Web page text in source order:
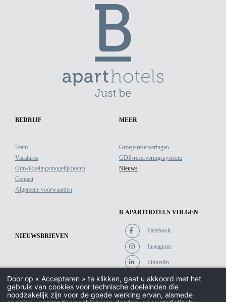
BEDRIJF
Team
Vacatures
Ontwikkelingsmogelijkheden
Contact
Algemene voorwaarden
MEER
Groepsreserveringen
GDS-reserveringssysteem
Nieuws
NIEUWSBRIEVEN
B-APARTHOTELS VOLGEN
Facebook
Instagram
LinkedIn
Door op « Accepteren » te klikken, gaat u akkoord met het
gebruik van cookies voor technische doeleinden die
noodzakelijk zijn voor de goede werking ervan, alsmede